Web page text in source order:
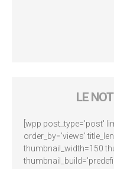
LE
[wpp post_type='post'
order_by='views'
thumbnail_width=150